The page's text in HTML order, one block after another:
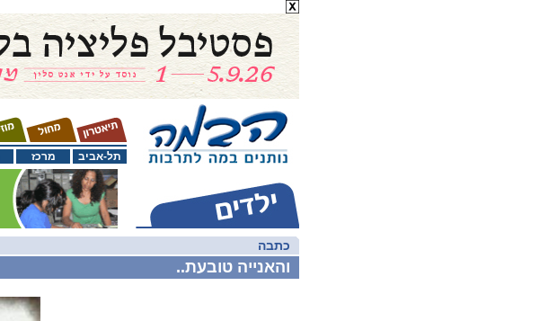
מרכז תל-אביב
כתבה
והאנייה טובעת..